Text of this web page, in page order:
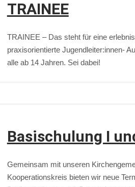
TRAINEE
TRAINEE – Das steht für eine
praxisorientierte Jugendleiter:innen-
alle ab 14 Jahren. Sei dabei!
Basischulung I
Gemeinsam mit unseren
Kooperationskreis bieten wir neue